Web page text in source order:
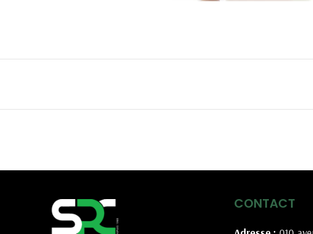
CONTACT